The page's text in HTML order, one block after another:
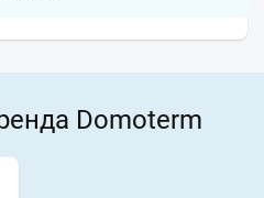
Domoterm